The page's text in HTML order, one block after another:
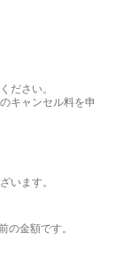
ださい。
キャンセル料を申
います。
金額です。